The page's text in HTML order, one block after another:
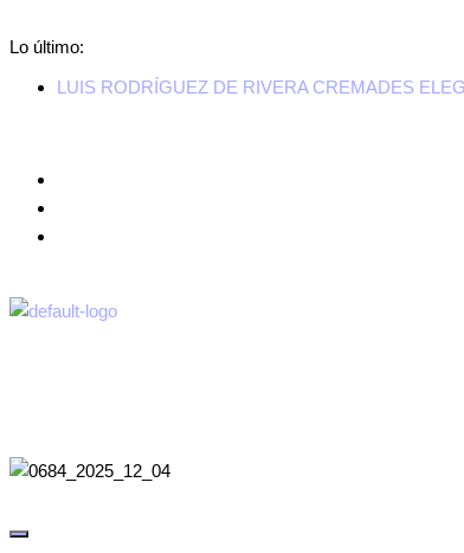
Lo último:
LUIS RODRÍGUEZ DE RIVERA CREMADES